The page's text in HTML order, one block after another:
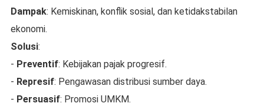
Dampak: Kemiskinan, konflik sosial, dan ketidakstabilan
ekonomi.
Solusi:
- Preventif: Kebijakan pajak progresif.
- Represif: Pengawasan distribusi sumber daya.
- Persuasif: Promosi UMKM.